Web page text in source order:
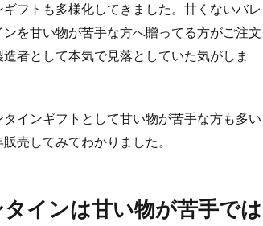
フトも多様化してきました。甘くないバレ
を甘い物が苦手な方へ贈ってる方がご注文
者として本気で見落としていた気がしま
インギフトとして甘い物が苦手な方も多い
売してみてわかりました。
インは甘い物が苦手では